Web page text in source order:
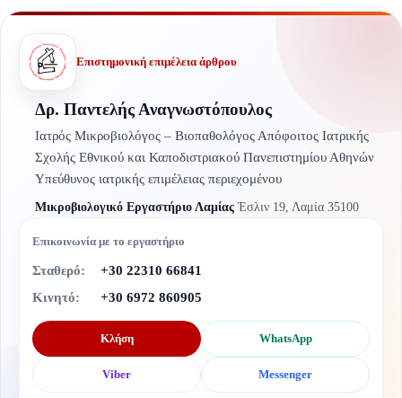
Επιστημονική επιμέλεια άρθρου
Δρ. Παντελής Αναγνωστόπουλος
Ιατρός Μικροβιολόγος – Βιοπαθολόγος Απόφοιτος Ιατρικής
Σχολής Εθνικού και Καποδιστριακού Πανεπιστημίου Αθηνών
Υπεύθυνος ιατρικής επιμέλειας περιεχομένου
Μικροβιολογικό Εργαστήριο Λαμίας Έσλιν 19, Λαμία 35100
Επικοινωνία με το εργαστήριο
Σταθερό:
+30 22310 66841
Κινητό:
+30 6972 860905
Κλήση WhatsApp
Viber Messenger